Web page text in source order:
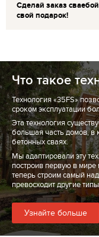
Сделай заказ
свой подарок!
Что такое
Технология «35FS»
сроком эксплуатации
Эта технология
большая часть домов, в
бетонных сваях.
Мы адаптировали эту
построив первую в
теперь строим самый
превосходит другие
Узнайте больше